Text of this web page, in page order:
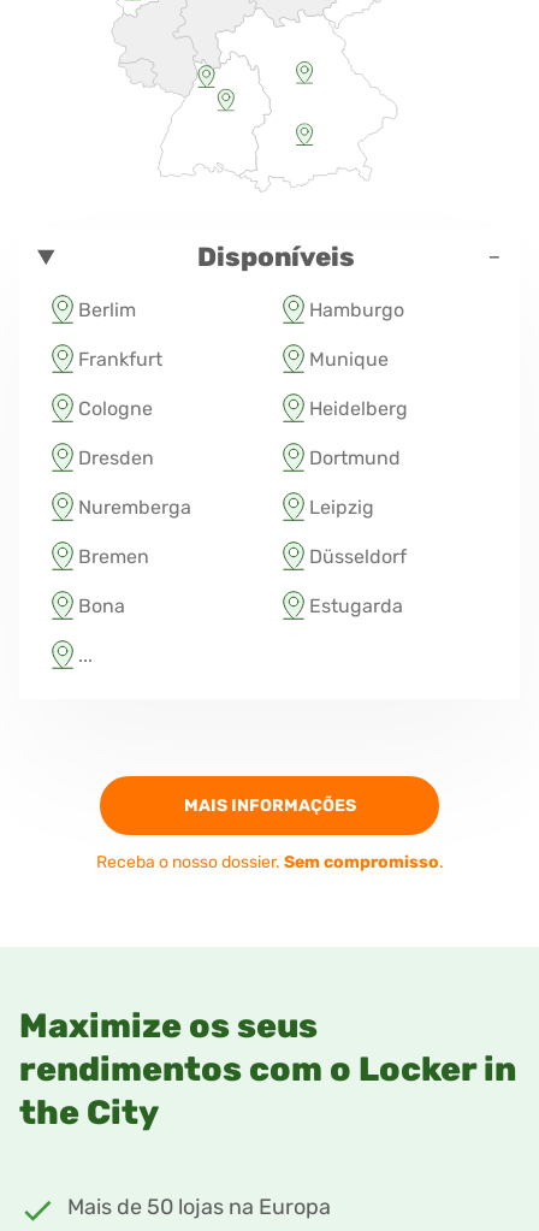
Disponíveis -
Berlim Hamburgo
Frankfurt Munique
Cologne Heidelberg
Dresden Dortmund
Nuremberga Leipzig
Bremen Düsseldorf
Bona Estugarda
...
MAIS INFORMAÇÕES
Receba o nosso dossier. Sem compromisso.
Maximize os seus
rendimentos com o Locker in
the City
Mais de 50 lojas na Europa